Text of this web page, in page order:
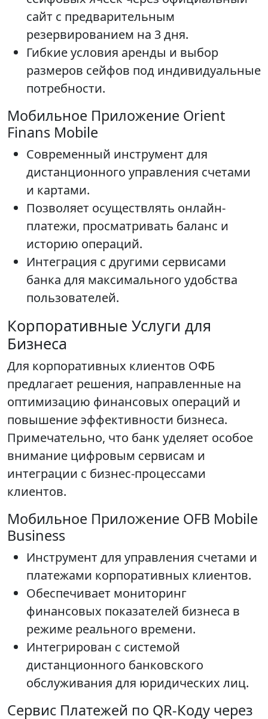
сайт с предварительным
резервированием на 3 дня.
Гибкие условия аренды и выбор
размеров сейфов под индивидуальные
потребности.
Мобильное Приложение Orient
Finans Mobile
Современный инструмент для
дистанционного управления счетами
и картами.
Позволяет осуществлять онлайн-
платежи, просматривать баланс и
историю операций.
Интеграция с другими сервисами
банка для максимального удобства
пользователей.
Корпоративные Услуги для
Бизнеса
Для корпоративных клиентов ОФБ
предлагает решения, направленные на
оптимизацию финансовых операций и
повышение эффективности бизнеса.
Примечательно, что банк уделяет особое
внимание цифровым сервисам и
интеграции с бизнес-процессами
клиентов.
Мобильное Приложение OFB Mobile
Business
Инструмент для управления счетами и
платежами корпоративных клиентов.
Обеспечивает мониторинг
финансовых показателей бизнеса в
режиме реального времени.
Интегрирован с системой
дистанционного банковского
обслуживания для юридических лиц.
Сервис Платежей по QR-Коду через